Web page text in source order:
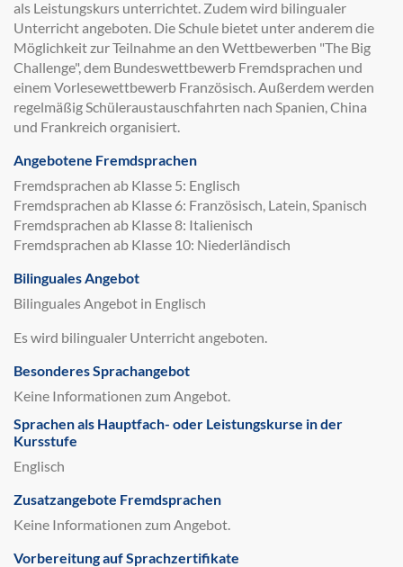
als Leistungskurs unterrichtet. Zudem wird bilingualer
Unterricht angeboten. Die Schule bietet unter anderem die
Möglichkeit zur Teilnahme an den Wettbewerben "The Big
Challenge", dem Bundeswettbewerb Fremdsprachen und
einem Vorlesewettbewerb Französisch. Außerdem werden
regelmäßig Schüleraustauschfahrten nach Spanien, China
und Frankreich organisiert.
Angebotene Fremdsprachen
Fremdsprachen ab Klasse 5: Englisch
Fremdsprachen ab Klasse 6: Französisch, Latein, Spanisch
Fremdsprachen ab Klasse 8: Italienisch
Fremdsprachen ab Klasse 10: Niederländisch
Bilinguales Angebot
Bilinguales Angebot in Englisch
Es wird bilingualer Unterricht angeboten.
Besonderes Sprachangebot
Keine Informationen zum Angebot.
Sprachen als Hauptfach- oder Leistungskurse in der
Kursstufe
Englisch
Zusatzangebote Fremdsprachen
Keine Informationen zum Angebot.
Vorbereitung auf Sprachzertifikate